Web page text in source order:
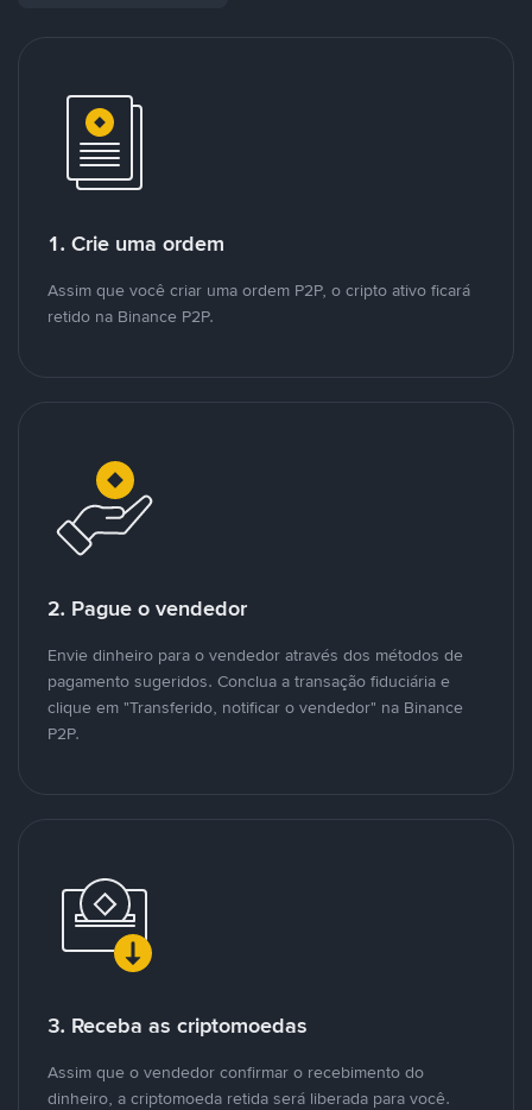
1. Crie uma ordem
Assim que você criar uma ordem P2P, o cripto ativo ficará
retido na Binance P2P.
2. Pague o vendedor
Envie dinheiro para o vendedor através dos métodos de
pagamento sugeridos. Conclua a transação fiduciária e
clique em "Transferido, notificar o vendedor" na Binance
P2P.
3. Receba as criptomoedas
Assim que o vendedor confirmar o recebimento do
dinheiro, a criptomoeda retida será liberada para você.